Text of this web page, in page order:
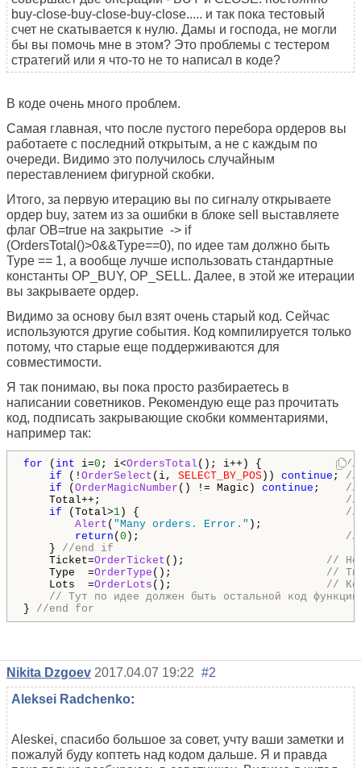
buy-close-buy-close-buy-close..... и так пока тестовый
счет не скатывается к нулю. Дамы и господа, не могли
бы вы помочь мне в этом? Это проблемы с тестером
стратегий или я что-то не то написал в коде?
В коде очень много проблем.
Самая главная, что после пустого перебора ордеров вы
работаете с последний открытым, а не с каждым по
очереди. Видимо это получилось случайным
переставлением фигурной скобки.
Итого, за первую итерацию вы по сигналу открываете
ордер buy, затем из за ошибки в блоке sell выставляете
флаг OB=true на закрытие -> if
(OrdersTotal()>0&&Type==0), по идее там должно быть
Type == 1, а вообще лучше использовать стандартные
константы OP_BUY, OP_SELL. Далее, в этой же итерации
вы закрываете ордер.
Видимо за основу был взят очень старый код. Сейчас
используются другие события. Код компилируется только
потому, что старые еще поддерживаются для
совместимости.
Я так понимаю, вы пока просто разбираетесь в
написании советников. Рекомендую еще раз прочитать
код, подписать закрывающие скобки комментариями,
например так:
for ( int i=0 ; i<OrdersTotal (); i++) { //
if (! OrderSelect (i, SELECT_BY_POS )) continue ; //
if ( OrderMagicNumber () != Magic) continue ; //
Total++; //
if (Total>1 ) { //
Alert ( "Many orders. Error." );
return ( 0 ); //
} //end if
Ticket=OrderTicket (); //
Type  =OrderType (); //
Lots  =OrderLots (); //
// Тут по идее должен быть остальной код
} //end for
Nikita Dzgoev 2017.04.07 19:22 #2
Aleksei Radchenko:
Aleskei, спасибо большое за совет, учту ваши заметки и
пожалуй буду коптеть над кодом дальше. Я и правда